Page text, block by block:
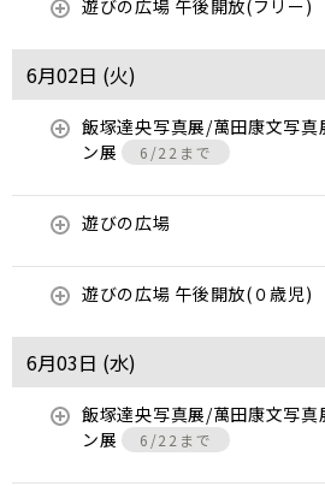
遊びの広場 午後開放(フリー)
6月02日 (火)
飯塚達央写真展/萬田康文写真
ン展
6/22まで
遊びの広場
遊びの広場 午後開放(０歳児)
6月03日 (水)
飯塚達央写真展/萬田康文写真
ン展
6/22まで